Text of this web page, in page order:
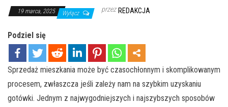
19 marca, 2025 Wyłącz przez REDAKCJA
Podziel się
Sprzedaż mieszkania może być czasochłonnym i skomplikowanym
procesem, zwłaszcza jeśli zależy nam na szybkim uzyskaniu
gotówki. Jednym z najwygodniejszych i najszybszych sposobów